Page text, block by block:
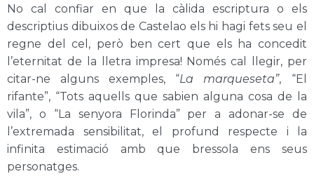
No cal confiar en que la càlida escriptura o els
descriptius dibuixos de Castelao els hi hagi fets seu el
regne del cel, però ben cert que els ha concedit
l’eternitat de la lletra impresa! Només cal llegir, per
citar-ne alguns exemples, “La marqueseta”, “El
rifante”, “Tots aquells que sabien alguna cosa de la
vila”, o “La senyora Florinda” per a adonar-se de
l’extremada sensibilitat, el profund respecte i la
infinita estimació amb que bressola ens seus
personatges.